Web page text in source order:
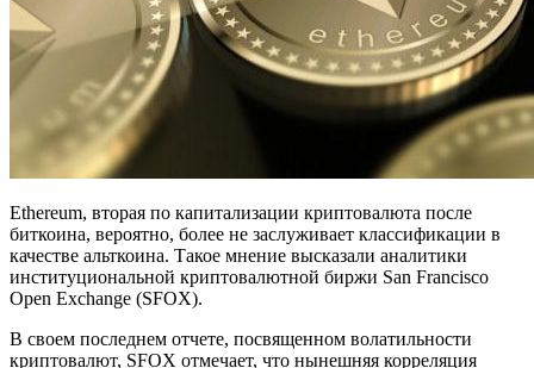
Ethereum, вторая по капитализации криптовалюта после
биткоина, вероятно, более не заслуживает классификации в
качестве альткоина. Такое мнение высказали аналитики
институциональной криптовалютной биржи San Francisco
Open Exchange (SFOX).
В своем последнем отчете, посвященном волатильности
криптовалют, SFOX отмечает, что нынешняя корреляция